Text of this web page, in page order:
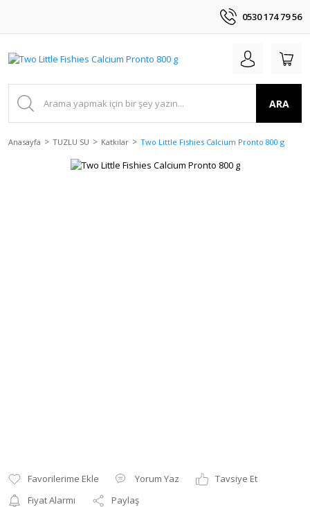
0530 174 79 56
ARA
Anasayfa TUZLU SU Katkılar Two Little Fishies Calcium Pronto 800 g
Yorum Yaz
Tavsiye Et
Fiyat Alarmı
Paylaş